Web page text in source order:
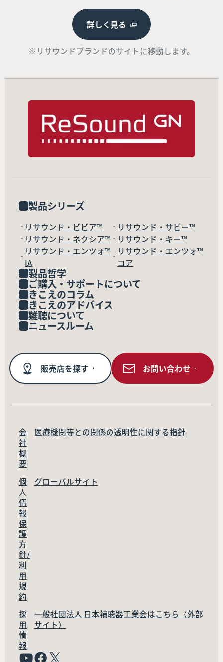
詳しく見る
※リサウンドブランドのサイトに移動します。
製品シリーズ
リサウンド・ビビア™
リサウンド・サビー™
リサウンド・ネクシア™
リサウンド・キー™
リサウンド・エンツォ™
IA
リサウンド・エンツォ™
コア
製品哲学
ご購入・サポートについて
きこえのコラム
きこえのアドバイス
難聴について
ニュースルーム
販売店を探す お問い合わせ
会
社
概
要
医療機関等との関係の透明性に関する指針
個
人
情
報
保
護
方
針/
利
用
規
約
グローバルサイト
採
用
情
報
一般社団法人 日本補聴器工業会はこちら（外部
サイト）